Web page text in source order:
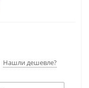
Нашли дешевле?